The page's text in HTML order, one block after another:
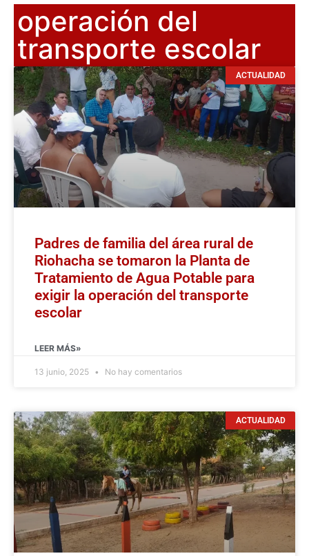
operación del
transporte escolar
ACTUALIDAD
Padres de familia del área rural de
Riohacha se tomaron la Planta de
Tratamiento de Agua Potable para
exigir la operación del transporte
escolar
LEER MÁS»
13 junio, 2025 No hay comentarios
ACTUALIDAD